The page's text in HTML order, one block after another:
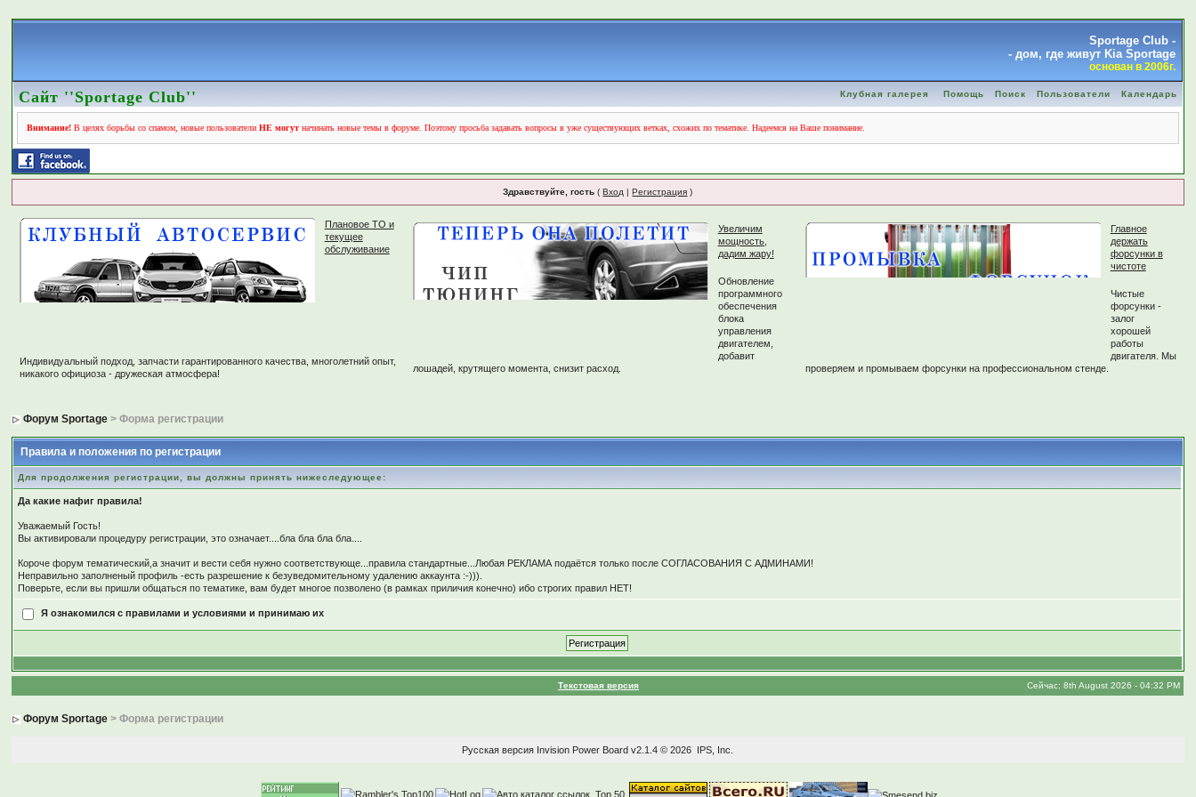
Sportage Club -
- дом, где живут Kia Sportage
основан в 2006г.
Сайт ''Sportage Club'' Клубная галерея Помощь Поиск Пользователи Календарь
Внимание! В целях борьбы со спамом, новые пользователиНЕ могут начинать новые темы в форуме. Поэтому просьба задавать вопросы в уже существующих ветках, схожих по тематике. Надеемся на Ваше понимание.
Здравствуйте, гость (Вход |Регистрация )
Плановое ТО и
текущее
обслуживание
Индивидуальный подход, запчасти гарантированного качества, многолетний опыт,
никакого официоза - дружеская атмосфера!
Увеличим
мощность,
дадим жару!
Обновление
программного
обеспечения
блока
управления
двигателем,
добавит
лошадей, крутящего момента, снизит расход.
Главное
держать
форсунки в
чистоте
Чистые
форсунки -
залог
хорошей
работы
двигателя. Мы
проверяем и промываем форсунки на профессиональном стенде.
Форум Sportage > Форма регистрации
Правила и положения по регистрации
Для продолжения регистрации, вы должны принять нижеследующее:
Да какие нафиг правила!
Уважаемый Гость!
Вы активировали процедуру регистрации, это означает....бла бла бла бла....
Короче форум тематический,а значит и вести себя нужно соответствующе...правила стандартные...Любая РЕКЛАМА подаётся только после СОГЛАСОВАНИЯ С АДМИНАМИ!
Неправильно заполненый профиль -есть разрешение к безуведомительному удалению аккаунта :-))).
Поверьте, если вы пришли общаться по тематике, вам будет многое позволено (в рамках приличия конечно) ибо строгих правил НЕТ!
Я ознакомился с правилами и условиями и принимаю их
Текстовая версия Сейчас: 8th August 2026 - 04:32 PM
Форум Sportage > Форма регистрации
Русская версия Invision Power Board v2.1.4 © 2026 IPS, Inc.